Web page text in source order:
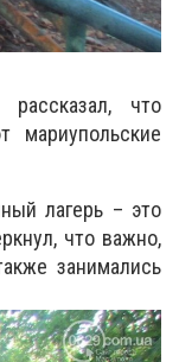
что
мариупольские
лагерь – это
что важно,
занимались